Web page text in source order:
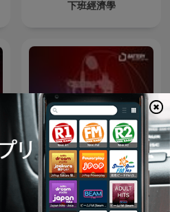
下班經濟學
Battery Insiders